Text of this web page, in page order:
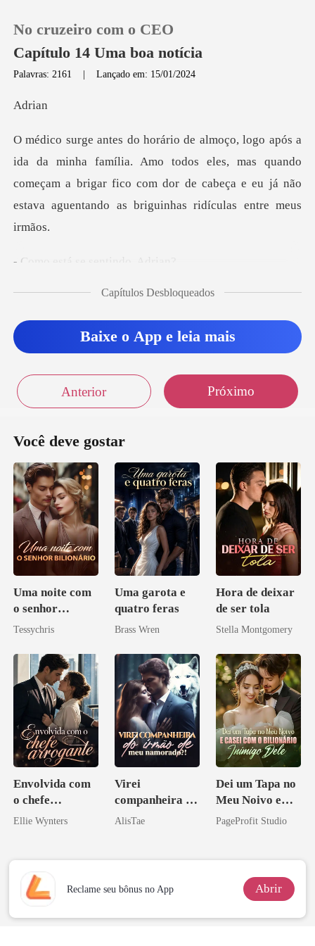
Loja
Histórico
Sair
No cruzeiro com o CEO
Capítulo 14 Uma boa notícia
Palavras: 2161 |Lançado em: 15/01/2024
ri
lia. Amo todos eles, mas quando
começam a brigar fico com dor de cabeça
culos e lê o m
Capítulos Desbloqueados
Baixe o App e leia mais
Anterior Próximo
Você deve gostar
Uma noite com
o senhor
Bilionário
Tessychris
Uma garota e
quatro feras
Brass Wren
Hora de deixar
de ser tola
Stella Montgomery
Envolvida com
o chefe
arrogante
Ellie Wynters
Virei
companheira do
irmão de meu
AlisTae
Dei um Tapa no
Meu Noivo e
Casei com o
PageProfit Studio
Reclame seu bônus no App Abrir